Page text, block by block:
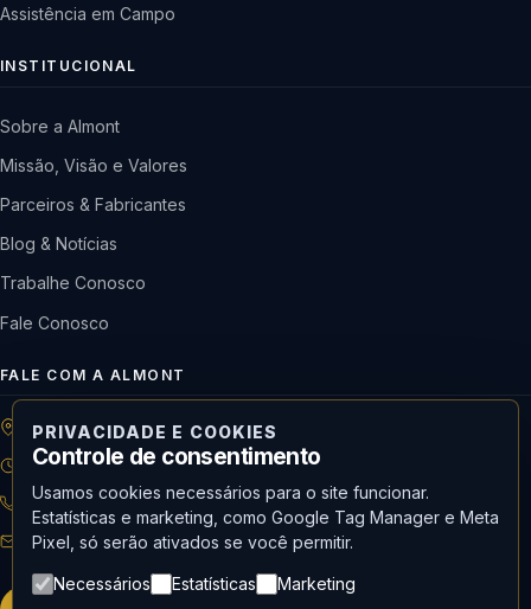
Assistência em Campo
INSTITUCIONAL
Sobre a Almont
Missão, Visão e Valores
Parceiros & Fabricantes
Blog & Notícias
Trabalhe Conosco
Fale Conosco
FALE COM A ALMONT
R: Horácio de Castilho, 284 Vila Maria | São Paulo-SP
08h às 18h | Seg. a Qui. | 08h às 17h | Sex.
11 3488-9300 RECEPÇÃO
recepcao@almont.com.br
PRIVACIDADE E COOKIES
Controle de consentimento
Usamos cookies necessários para o site funcionar.
Estatísticas e marketing, como Google Tag Manager e Meta
Pixel, só serão ativados se você permitir.
Necessários Estatísticas Marketing